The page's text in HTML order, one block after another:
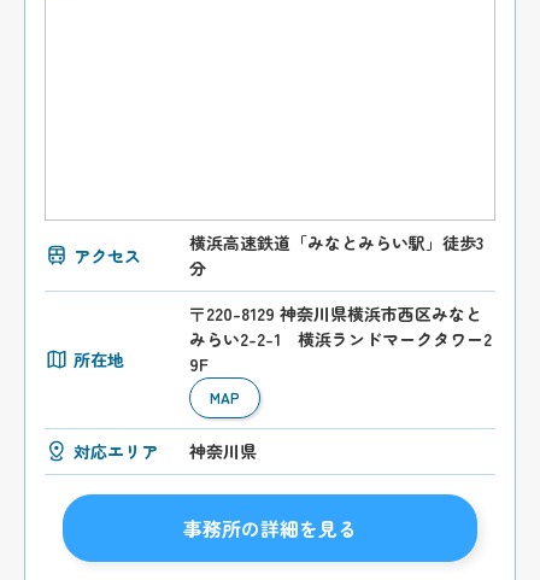
アクセス
横浜高速鉄道「みなとみらい駅」徒歩3
分
所在地
〒220-8129 神奈川県横浜市西区みなと
みらい2-2-1 横浜ランドマークタワー2
9F
MAP
対応エリア 神奈川県
事務所の詳細を見る